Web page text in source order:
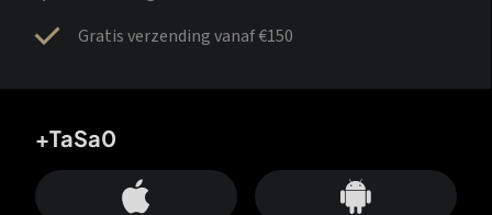
Gratis verzending vanaf €150
+TaSa0